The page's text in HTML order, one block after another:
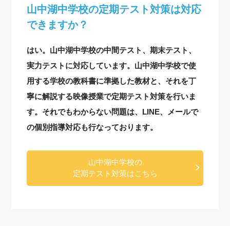
山中湖中学校の定期テスト対策は対応
できますか？
はい。山中湖中学校の中間テスト、期末テスト、
実力テストに対応しています。山中湖中学校で使
用する学校の教科書に準拠した教材と、それを丁
寧に解説する映像授業で定期テスト対策を行いま
す。それでもわからない問題は、LINE、メールで
の個別指導対応も行なっております。
山中湖中学校の
定期テスト対策はこちら